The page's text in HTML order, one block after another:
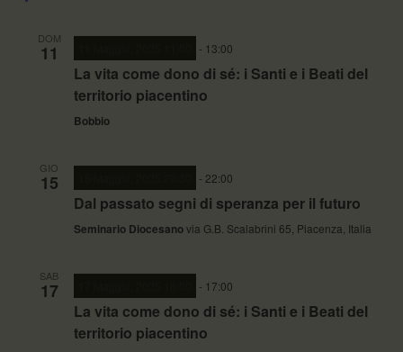
DOM
11 - 13:00
La vita come dono di sé: i Santi e i Beati del
territorio piacentino
Bobbio
GIO
15 - 22:00
Dal passato segni di speranza per il futuro
Seminario Diocesanovia G.B. Scalabrini 65, Piacenza, Italia
SAB
17 - 17:00
La vita come dono di sé: i Santi e i Beati del
territorio piacentino